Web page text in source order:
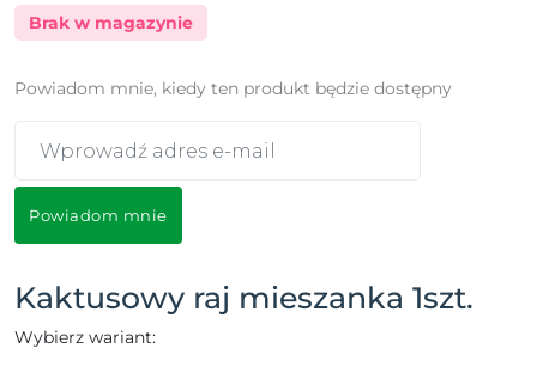
Brak w magazynie
Powiadom mnie, kiedy ten produkt będzie dostępny
Powiadom mnie
Kaktusowy raj mieszanka 1szt.
Wybierz wariant: